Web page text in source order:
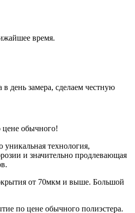
время.
день замера, сделаем честную
обычного!
технология,
и значительно продлевающая
от 70мкм и выше. Большой
по цене обычного полиэстера.